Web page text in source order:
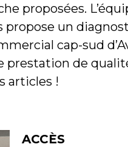
proposées.
un
cap-sud
prestation de
articles !
ACCÈS